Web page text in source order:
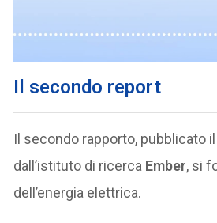
Il secondo report
Il secondo rapporto, pubblicato
dall’istituto di ricerca Ember, si
dell’energia elettrica.